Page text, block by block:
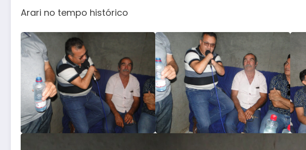
Arari no tempo histórico